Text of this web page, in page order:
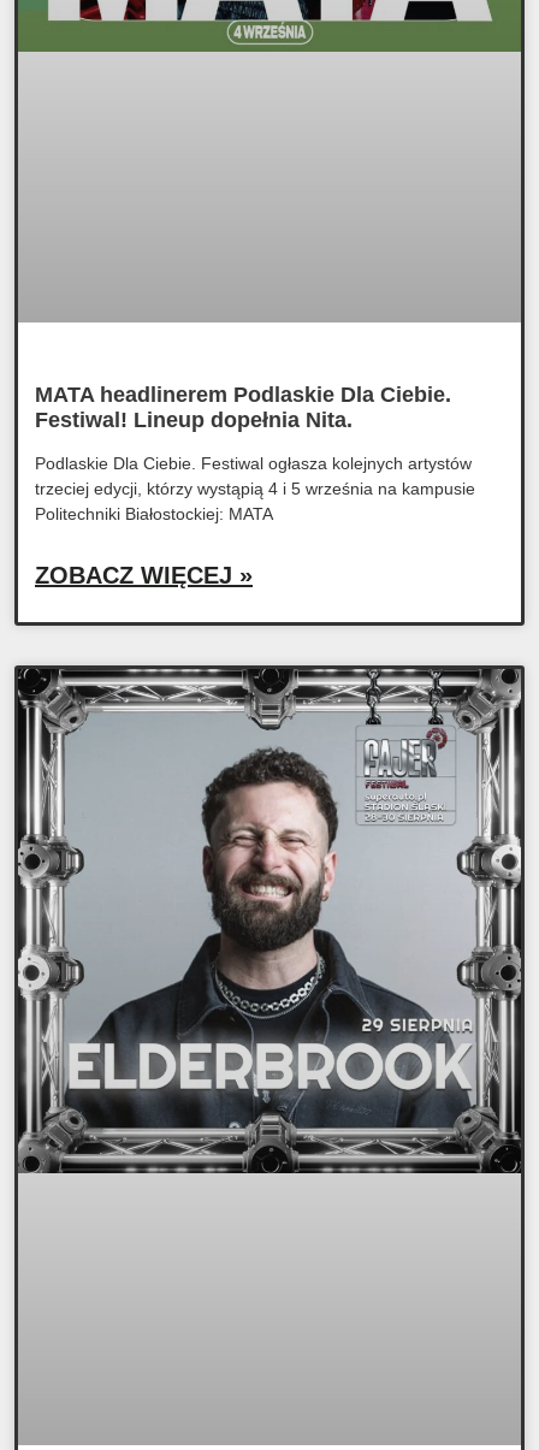
MATA headlinerem Podlaskie Dla Ciebie.
Festiwal! Lineup dopełnia Nita.
Podlaskie Dla Ciebie. Festiwal ogłasza kolejnych artystów
trzeciej edycji, którzy wystąpią 4 i 5 września na kampusie
Politechniki Białostockiej: MATA
ZOBACZ WIĘCEJ »